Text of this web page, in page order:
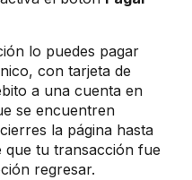
lo puedes pagar
con tarjeta de
a una cuenta en
se encuentren
la página hasta
tu transacción fue
regresar.